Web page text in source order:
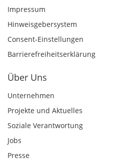
Impressum
Hinweisgebersystem
Consent-Einstellungen
Barrierefreiheitserklärung
Über Uns
Unternehmen
Projekte und Aktuelles
Soziale Verantwortung
Jobs
Presse